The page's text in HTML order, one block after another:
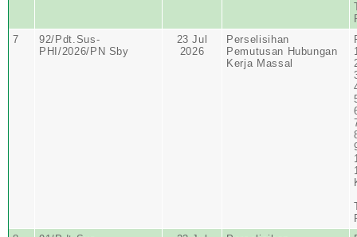
7
92/Pdt.Sus-
PHI/2026/PN Sby
23 Jul
2026
Perselisihan
Pemutusan Hubungan
Kerja Massal